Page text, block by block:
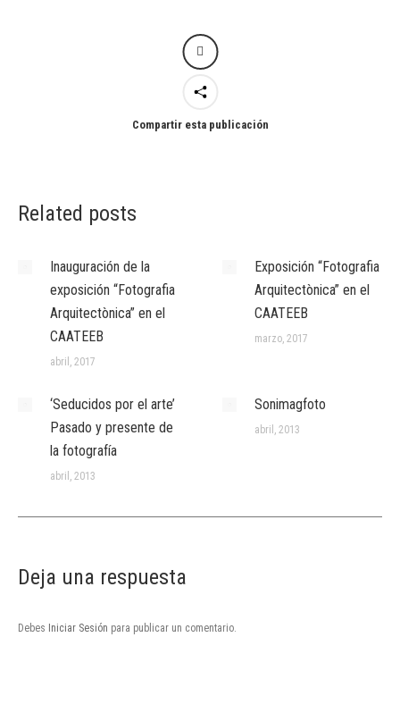
Compartir esta publicación
Related posts
Inauguración de la
exposición “Fotografia
Arquitectònica” en el
CAATEEB
abril, 2017
Exposición “Fotografia
Arquitectònica” en el
CAATEEB
marzo, 2017
‘Seducidos por el arte’
Pasado y presente de
la fotografía
abril, 2013
Sonimagfoto
abril, 2013
Deja una respuesta
Debes Iniciar Sesión para publicar un comentario.